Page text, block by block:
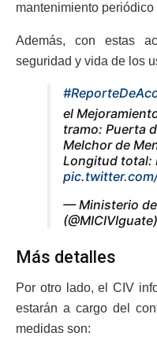
mantenimiento
Además, con estas
seguridad y vida de los
el
tramo: Puerta
Melchor de
Longitud total:
— Ministerio
Más detalles
Por otro lado, el CIV
estarán a cargo del
medidas son: